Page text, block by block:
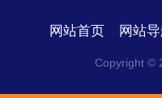
网站首页 网站
Copyright ©